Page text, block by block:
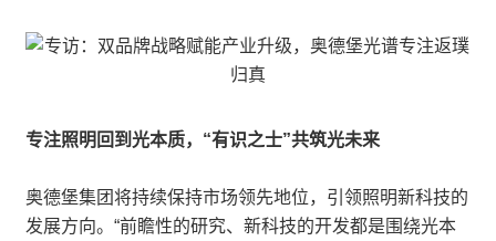
专注照明回到光本质，“有识之士”共筑光未来
奥德堡集团将持续保持市场领先地位，引领照明新科技的
发展方向。“前瞻性的研究、新科技的开发都是围绕光本